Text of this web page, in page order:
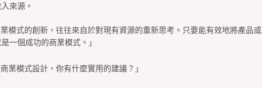
來源。
模式的創新，往往來自於對現有資源的重新思考。只要能有效地將產品或
一個成功的商業模式。」
業模式設計，你有什麼實用的建議？」